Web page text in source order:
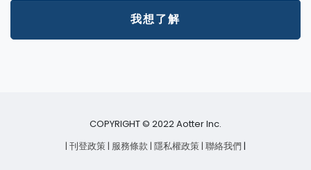
我想了解
COPYRIGHT © 2022 Aotter Inc.
| 刊登政策| 服務條款 | 隱私權政策| 聯絡我們 |